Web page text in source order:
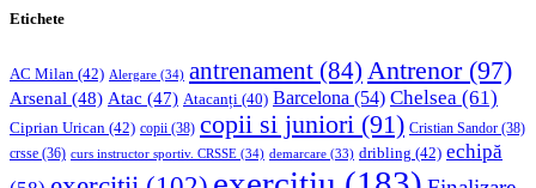
Etichete
AC Milan (42) Alergare (34) antrenament (84) Antrenor(97)
Arsenal (48) Atac (47) Atacanți (40) Barcelona (54) Chelsea (61)
Ciprian Urican (42) copii (38) copii si juniori (91) Cristian Sandor (38)
crsse (36) curs instructor sportiv. CRSSE (34) demarcare (33) dribling (42) echipă